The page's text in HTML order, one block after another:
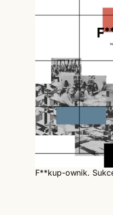
F**kup-ownik.